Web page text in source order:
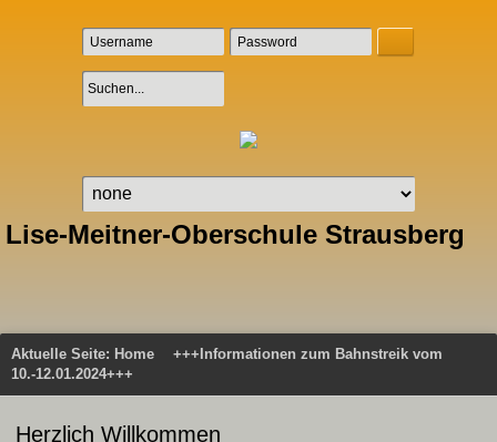
Lise-Meitner-Oberschule Strausberg
Aktuelle Seite: Home
+++Informationen zum Bahnstreik vom
10.-12.01.2024+++
Herzlich Willkommen